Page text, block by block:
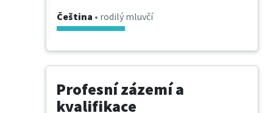
Čeština • rodilý mluvčí
Profesní zázemí a
kvalifikace